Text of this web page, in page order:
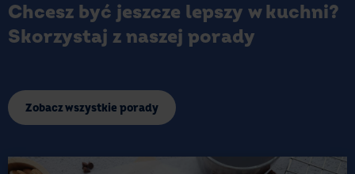
Chcesz być jeszcze lepszy w kuchni?
Skorzystaj z naszej porady
Zobacz wszystkie porady